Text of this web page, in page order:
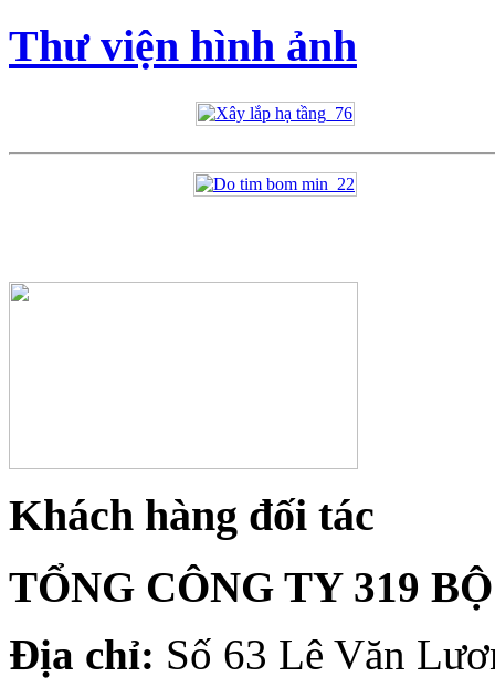
Thư viện hình ảnh
Khách hàng đối tác
TỔNG CÔNG TY 319
Địa chỉ: Số 63 Lê Văn